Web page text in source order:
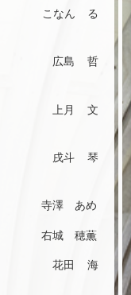
ん る
哲
月 文
戌斗 琴
あめ
城 穂薫
海